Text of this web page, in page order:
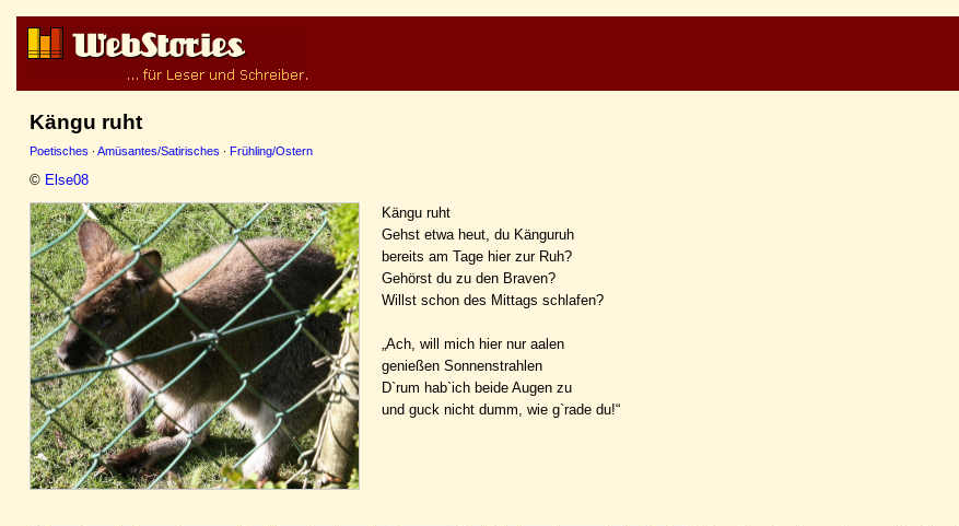
Kängu ruht
Poetisches · Amüsantes/Satirisches · Frühling/Ostern
© Else08
Kängu ruht
Gehst etwa heut, du Känguruh
bereits am Tage hier zur Ruh?
Gehörst du zu den Braven?
Willst schon des Mittags schlafen?
„Ach, will mich hier nur aalen
genießen Sonnenstrahlen
D`rum hab`ich beide Augen zu
und guck nicht dumm, wie g`rade du!“